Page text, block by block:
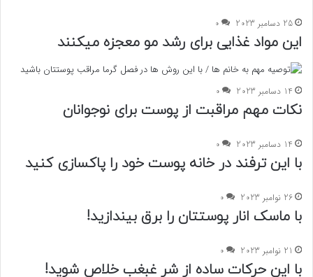
25 دسامبر 2023 0
این مواد غذایی برای رشد مو معجزه میکنند
14 دسامبر 2023 0
نکات مهم مراقبت از پوست برای نوجوانان
14 دسامبر 2023 0
با این ترفند در خانه پوست خود را پاکسازی کنید
26 نوامبر 2023 0
با ماسک انار پوستتان را برق بیندازید!
21 نوامبر 2023 0
با این حرکات ساده از شر غبغب خلاص شوید!